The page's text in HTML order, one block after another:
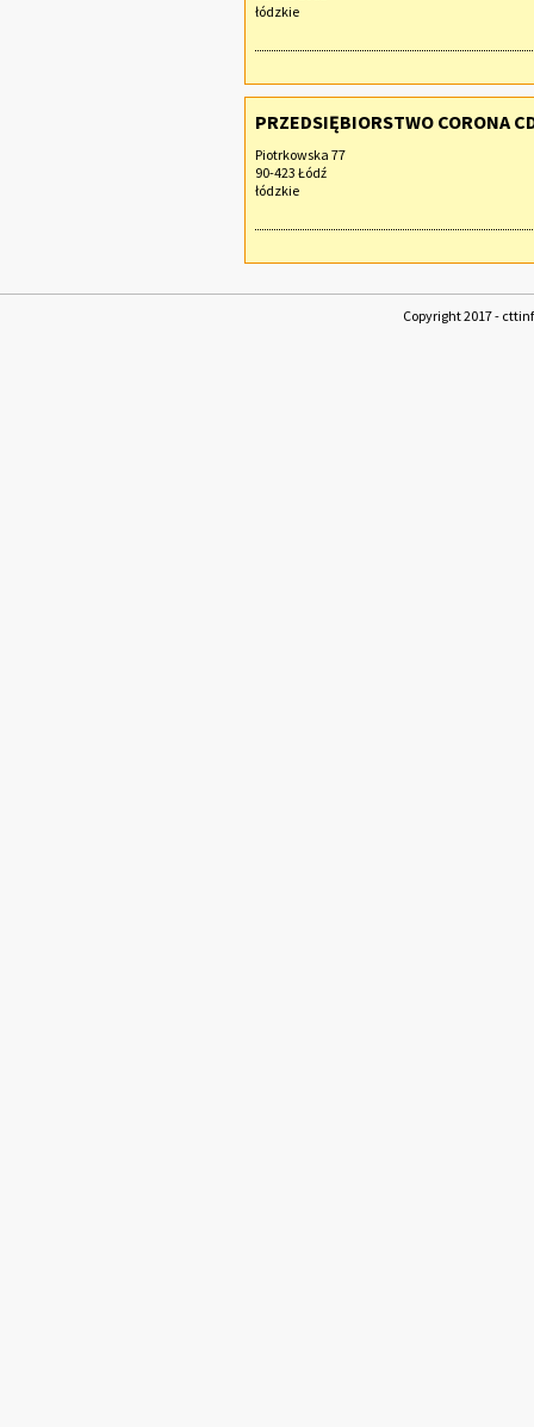
łódzkie
PRZEDSIĘBIORSTWO CORONA
Piotrkowska 77
90-423 Łódź
łódzkie
Copyright 2017 -